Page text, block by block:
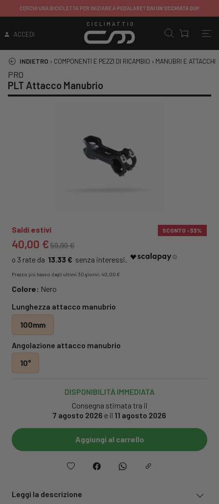
CERCHI UNA BICICLETTA PER INIZIARE A PEDALARE? DAI UN'OCCHIATA QUI!
ACCEDI
CICLIMATTIO
INDIETRO › COMPONENTI E PEZZI DI RICAMBIO › MANUBRI E ATTACCHI
PRO
PLT Attacco Manubrio
Saldi estivi SCONTO -33%
40,00 € 59,99 €
13.33 €
Prezzo più basso degli ultimi 30 giorni: 40,00 €
Colore: Nero
Lunghezza attacco manubrio
100mm
Angolazione attacco manubrio
10°
DISPONIBILITÀ IMMEDIATA
Consegna stimata tra il
7 agosto 2026 e il 11 agosto 2026
Aggiungi al carrello
Leggi la descrizione